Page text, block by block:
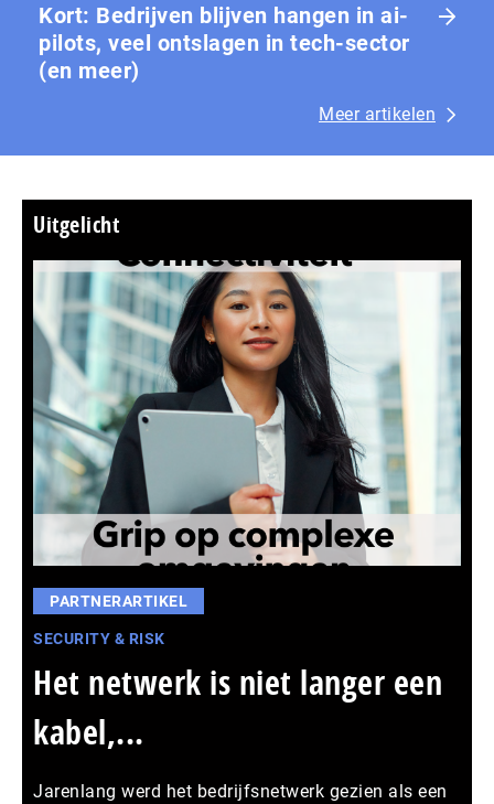
Kort: Bedrijven blijven hangen in ai-
pilots, veel ontslagen in tech-sector
(en meer)
Meer artikelen
Uitgelicht
PARTNERARTIKEL
SECURITY & RISK
Het netwerk is niet langer een
kabel,...
Jarenlang werd het bedrijfsnetwerk gezien als een